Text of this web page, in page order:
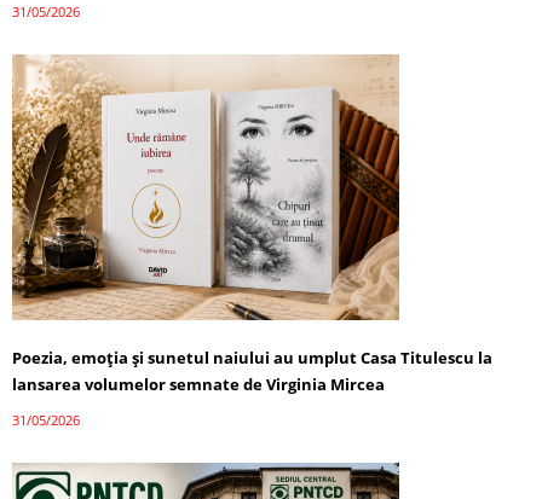
31/05/2026
Poezia, emoția și sunetul naiului au umplut Casa Titulescu la
lansarea volumelor semnate de Virginia Mircea
31/05/2026